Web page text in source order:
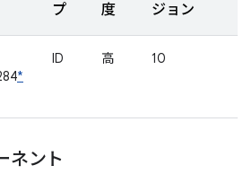
プ
度
ジョン
*
ID 高 10
ネント